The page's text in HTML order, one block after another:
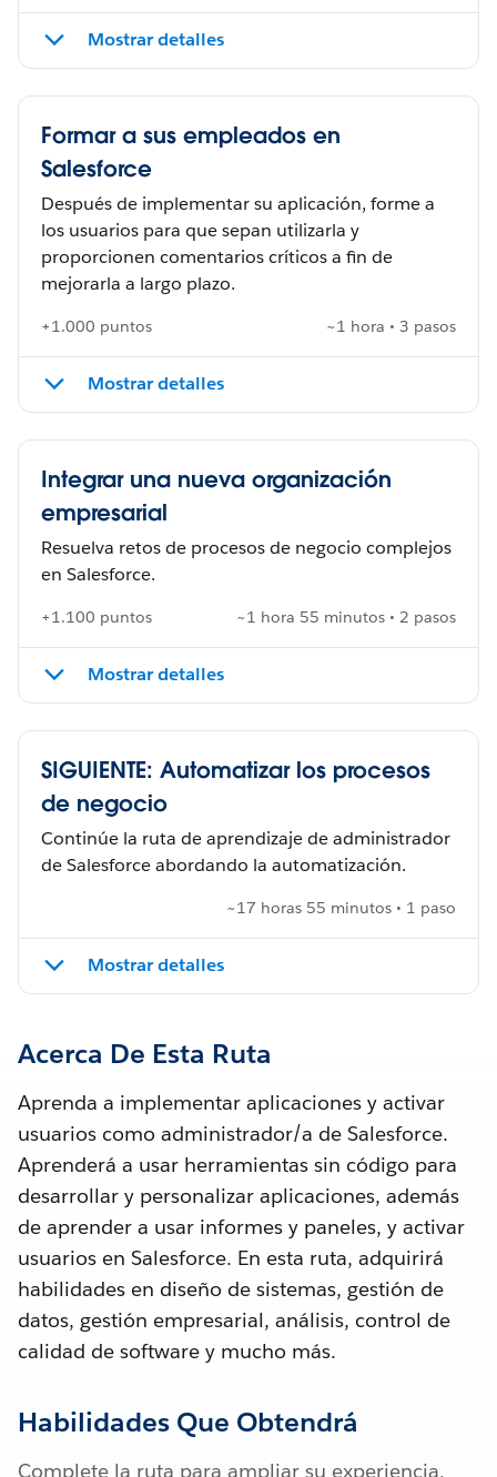
Mostrar detalles
Formar a sus empleados en
Salesforce
Después de implementar su aplicación, forme a
los usuarios para que sepan utilizarla y
proporcionen comentarios críticos a fin de
mejorarla a largo plazo.
+1.000 puntos ~1 hora • 3 pasos
Mostrar detalles
Integrar una nueva organización
empresarial
Resuelva retos de procesos de negocio complejos
en Salesforce.
+1.100 puntos ~1 hora 55 minutos • 2 pasos
Mostrar detalles
SIGUIENTE: Automatizar los procesos
de negocio
Continúe la ruta de aprendizaje de administrador
de Salesforce abordando la automatización.
~17 horas 55 minutos • 1 paso
Mostrar detalles
Acerca De Esta Ruta
Aprenda a implementar aplicaciones y activar
usuarios como administrador/a de Salesforce.
Aprenderá a usar herramientas sin código para
desarrollar y personalizar aplicaciones, además
de aprender a usar informes y paneles, y activar
usuarios en Salesforce. En esta ruta, adquirirá
habilidades en diseño de sistemas, gestión de
datos, gestión empresarial, análisis, control de
calidad de software y mucho más.
Habilidades Que Obtendrá
Complete la ruta para ampliar su experiencia.